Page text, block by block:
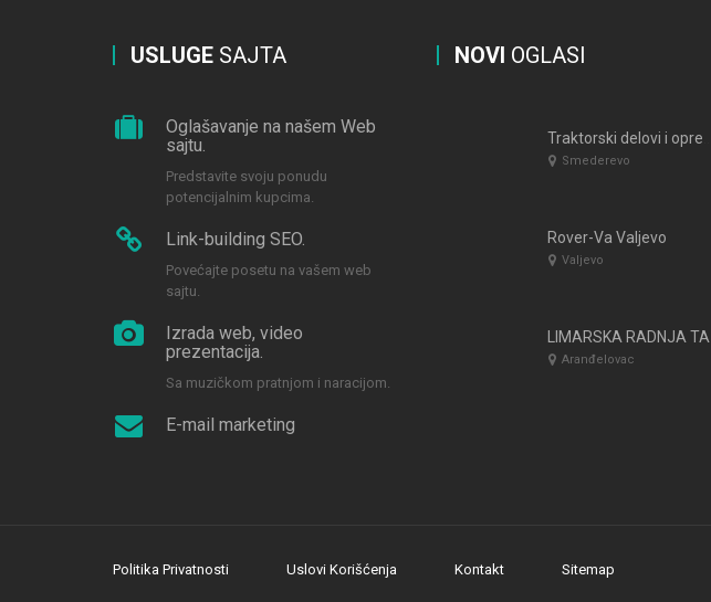
USLUGE SAJTA
Oglašavanje na našem Web
sajtu.
Predstavite svoju ponudu
potencijalnim kupcima.
Link-building SEO.
Povećajte posetu na vašem web
sajtu.
Izrada web, video
prezentacija.
Sa muzičkom pratnjom i naracijom.
E-mail marketing
NOVI OGLASI
Smederevo
Rover-Va Valjevo
Valjevo
Aranđelovac
Politika Privatnosti Uslovi Korišćenja Kontakt Sitemap